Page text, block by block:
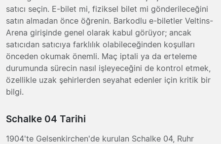
satıcı seçin. E-bilet mi, fiziksel bilet mi gönderileceğini
satın almadan önce öğrenin. Barkodlu e-biletler Veltins-
Arena girişinde genel olarak kabul görüyor; ancak
satıcıdan satıcıya farklılık olabileceğinden koşulları
önceden okumak önemli. Maç iptali ya da erteleme
durumunda sürecin nasıl işleyeceğini de kontrol etmek,
özellikle uzak şehirlerden seyahat edenler için kritik bir
bilgi.
Schalke 04 Tarihi
1904'te Gelsenkirchen'de kurulan Schalke 04, Ruhr